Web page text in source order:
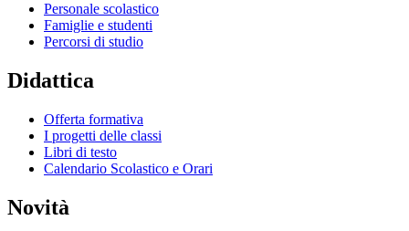
Personale scolastico
Famiglie e studenti
Percorsi di studio
Didattica
Offerta formativa
I progetti delle classi
Libri di testo
Calendario Scolastico e Orari
Novità